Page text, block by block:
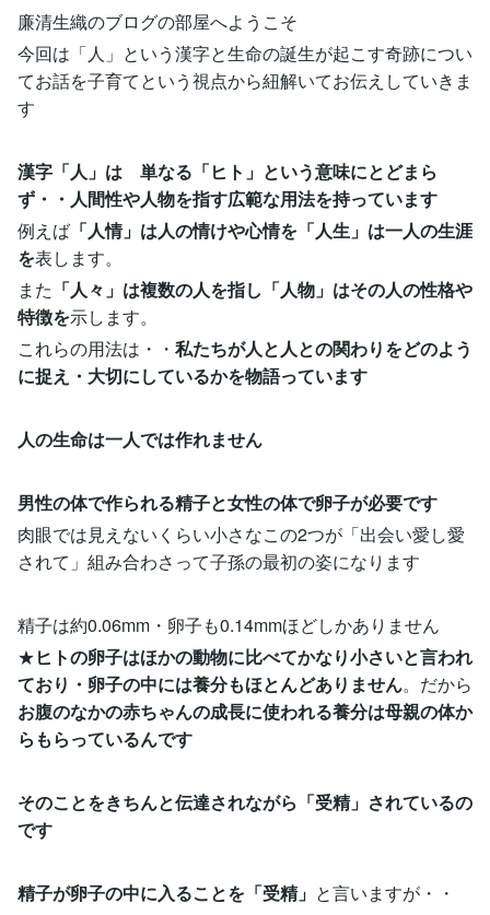
廉清生織のブログの部屋へようこそ
今回は「人」という漢字と生命の誕生が起こす奇跡につい
てお話を子育てという視点から紐解いてお伝えしていきま
す
漢字「人」は 単なる「ヒト」という意味にとどまら
ず・・人間性や人物を指す広範な用法を持っています
例えば 「人情」は人の情けや心情を「人生」は一人の生涯
を表します。
また 「人々」は複数の人を指し「人物」はその人の性格や
特徴を示します。
これらの用法は・・ 私たちが人と人との関わりをどのよう
に捉え・大切にしているかを物語っています
人の生命は一人では作れません
男性の体で作られる精子と女性の体で卵子が必要です
肉眼では見えないくらい小さなこの2つが「出会い愛し愛
されて」組み合わさって子孫の最初の姿になります
精子は約0.06mm・卵子も0.14mmほどしかありません
★ヒトの卵子はほかの動物に比べてかなり小さいと言われ
ており・卵子の中には養分もほとんどありません。だから
お腹のなかの赤ちゃんの成長に使われる養分は母親の体か
らもらっているんです
そのことをきちんと伝達されながら「受精」されているの
です
精子が卵子の中に入ることを「受精」 と言いますが・・